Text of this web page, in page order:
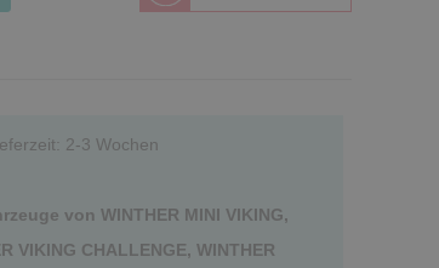
2-3 Wochen
von WINTHER MINI VIKING,
VIKING CHALLENGE, WINTHER